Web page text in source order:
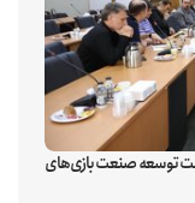
توسعه صنعت بازی‌های